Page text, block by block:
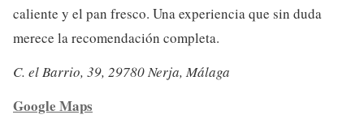
caliente y el pan fresco. Una experiencia que sin duda
merece la recomendación completa.
C. el Barrio, 39, 29780 Nerja, Málaga
Google Maps